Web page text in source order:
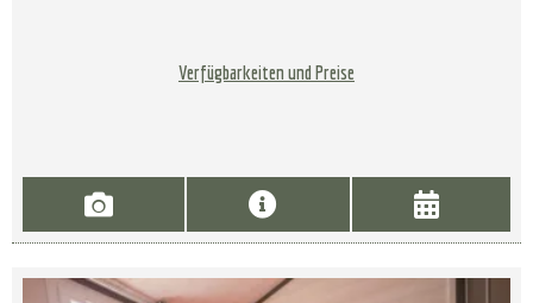
Verfügbarkeiten und Preise